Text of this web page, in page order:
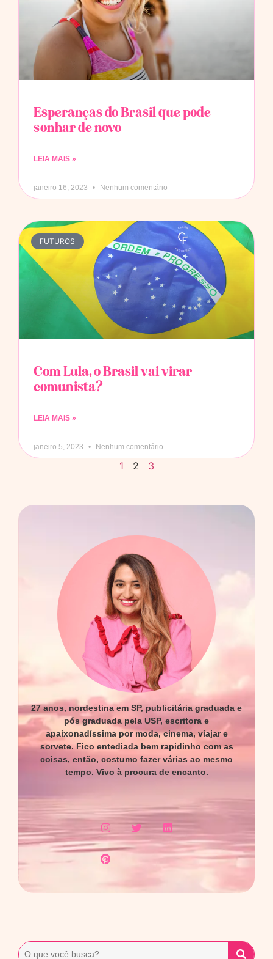
Esperanças do Brasil que pode
sonhar de novo
LEIA MAIS »
janeiro 16, 2023 Nenhum comentário
FUTUROS
Com Lula, o Brasil vai virar
comunista?
LEIA MAIS »
janeiro 5, 2023 Nenhum comentário
1 2 3
27 anos, nordestina em SP, publicitária graduada e
pós graduada pela USP, escritora e
apaixonadíssima por moda, cinema, viajar e
sorvete. Fico entediada bem rapidinho com as
coisas, então, costumo fazer várias ao mesmo
tempo. Vivo à procura de encanto.